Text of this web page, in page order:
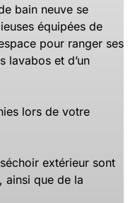
bain neuve se
équipées de
pour ranger ses
lavabos et d’un
lors de votre
extérieur sont
ainsi que de la